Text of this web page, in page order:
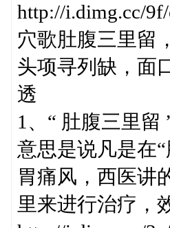
http://i.dimg.cc/
穴歌肚腹三里留
头项寻列缺，面
透
1、“ 肚腹三里留
意思是说凡是在
胃痛风，西医讲
里来进行治疗，